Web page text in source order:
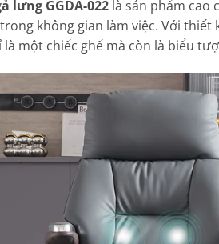
lưng GGDA-022 là sản phẩm cao
không gian làm việc. Với
là một chiếc ghế mà còn là biểu